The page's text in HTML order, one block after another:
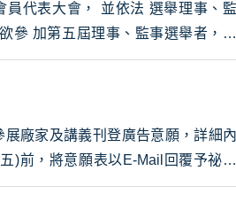
參 加第五屆理事、監事選舉者，於
)前，將意願表以E-Mail回覆予祕書